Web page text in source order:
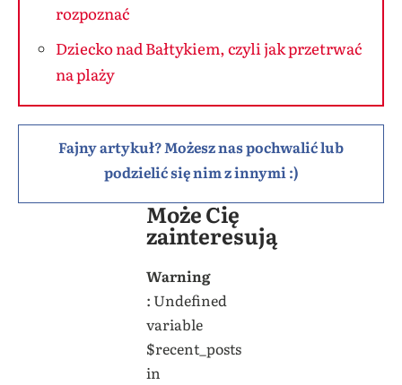
rozpoznać
Dziecko nad Bałtykiem, czyli jak przetrwać
na plaży
Fajny artykuł? Możesz nas pochwalić lub
podzielić się nim z innymi :)
Może Cię
zainteresują
Warning
: Undefined
variable
$recent_posts
in